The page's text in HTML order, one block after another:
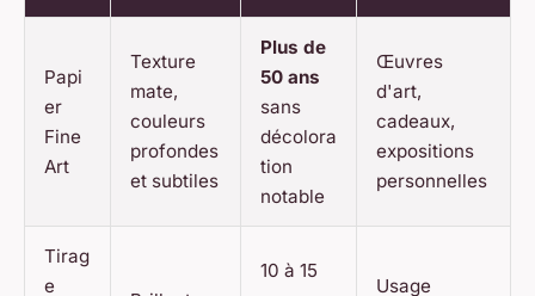
Papi
er
Fine
Art
Texture
mate,
couleurs
profondes
et subtiles
Plus de
50 ans
sans
décolora
tion
notable
Œuvres
d'art,
cadeaux,
expositions
personnelles
Tirag
e
10 à 15
Usage